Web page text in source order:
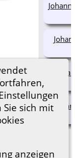
sich mit
anzeigen
© 2001-2026.